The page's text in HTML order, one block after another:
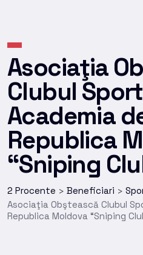
Asociaţia
Clubul
Academia
Republica
“Sniping
2 Procente > Beneficiari >
Asociaţia Obştească Clubul
Republica Moldova “Sniping